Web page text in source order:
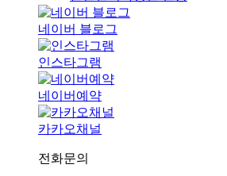
네이버 블로그
인스타그램
네이버예약
카카오채널
전화문의